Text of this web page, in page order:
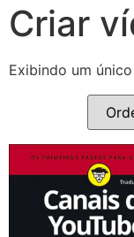
Criar
Exibindo um